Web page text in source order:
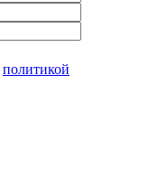
политикой